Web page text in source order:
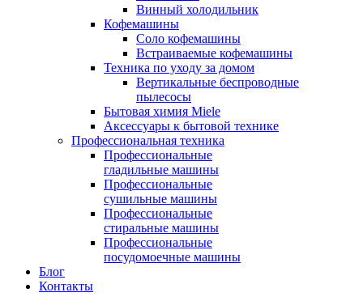
Винный холодильник
Кофемашины
Cоло кофемашины
Встраиваемые кофемашины
Техника по уходу за домом
Вертикальные беспроводные
пылесосы
Бытовая химия Miele
Аксессуары к бытовой технике
Профессиональная техника
Профессиональные
гладильные машины
Профессиональные
сушильные машины
Профессиональные
стиральные машины
Профессиональные
посудомоечные машины
Блог
Контакты